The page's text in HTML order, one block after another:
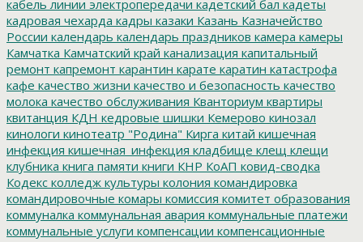
кабель линии электропередачи кадетский бал кадеты
кадровая чехарда кадры казаки Казань Казначейство
России календарь календарь праздников камера камеры
Камчатка Камчатский край канализация капитальный
ремонт капремонт карантин карате каратин катастрофа
кафе качество жизни качество и безопасность качество
молока качество обслуживания Кванториум квартиры
квитанция КДН кедровые шишки Кемерово кинозал
кинологи кинотеатр "Родина" Кирга китай кишечная
инфекция кишечная_инфекция кладбище клещ клещи
клубника книга памяти книги КНР КоАП ковид-сводка
Кодекс колледж культуры колония командировка
командировочные комары комиссия комитет образования
коммуналка коммунальная авария коммунальные платежи
коммунальные услуги компенсации компенсационные